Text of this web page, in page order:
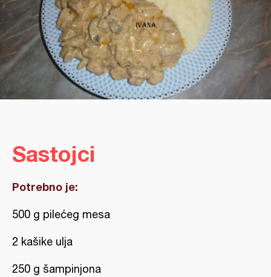
Sastojci
Potrebno je:
500 g pilećeg mesa
2 kašike ulja
250 g šampinjona